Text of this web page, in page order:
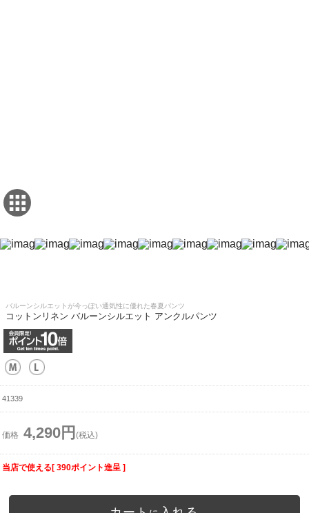
バルーンシルエットが今っぽい通気性に優れた春夏パンツ
コットンリネン バルーンシルエット アンクルパンツ
41339
価格 4,290円 (税込)
当店で使える[ 390ポイント進呈 ]